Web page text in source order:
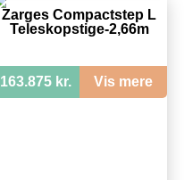
Zarges Compactstep L
Teleskopstige-2,66m
163.875 kr. Vis mere